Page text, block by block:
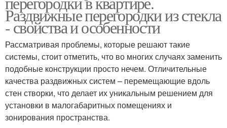
Раздвижные перегородки из стекла
- свойства и особенности
Рассматривая проблемы, которые решают такие
системы, стоит отметить, что во многих случаях заменить
подобные конструкции просто нечем. Отличительные
качества раздвижных систем – перемещающие вдоль
стен створки, что делает их уникальным решением для
установки в малогабаритных помещениях и
зонирования пространства.